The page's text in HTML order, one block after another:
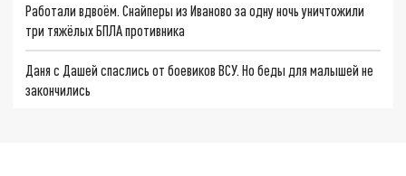
Работали вдвоём. Снайперы из Иваново за одну ночь уничтожили
три тяжёлых БПЛА противника
Даня с Дашей спаслись от боевиков ВСУ. Но беды для малышей не
закончились